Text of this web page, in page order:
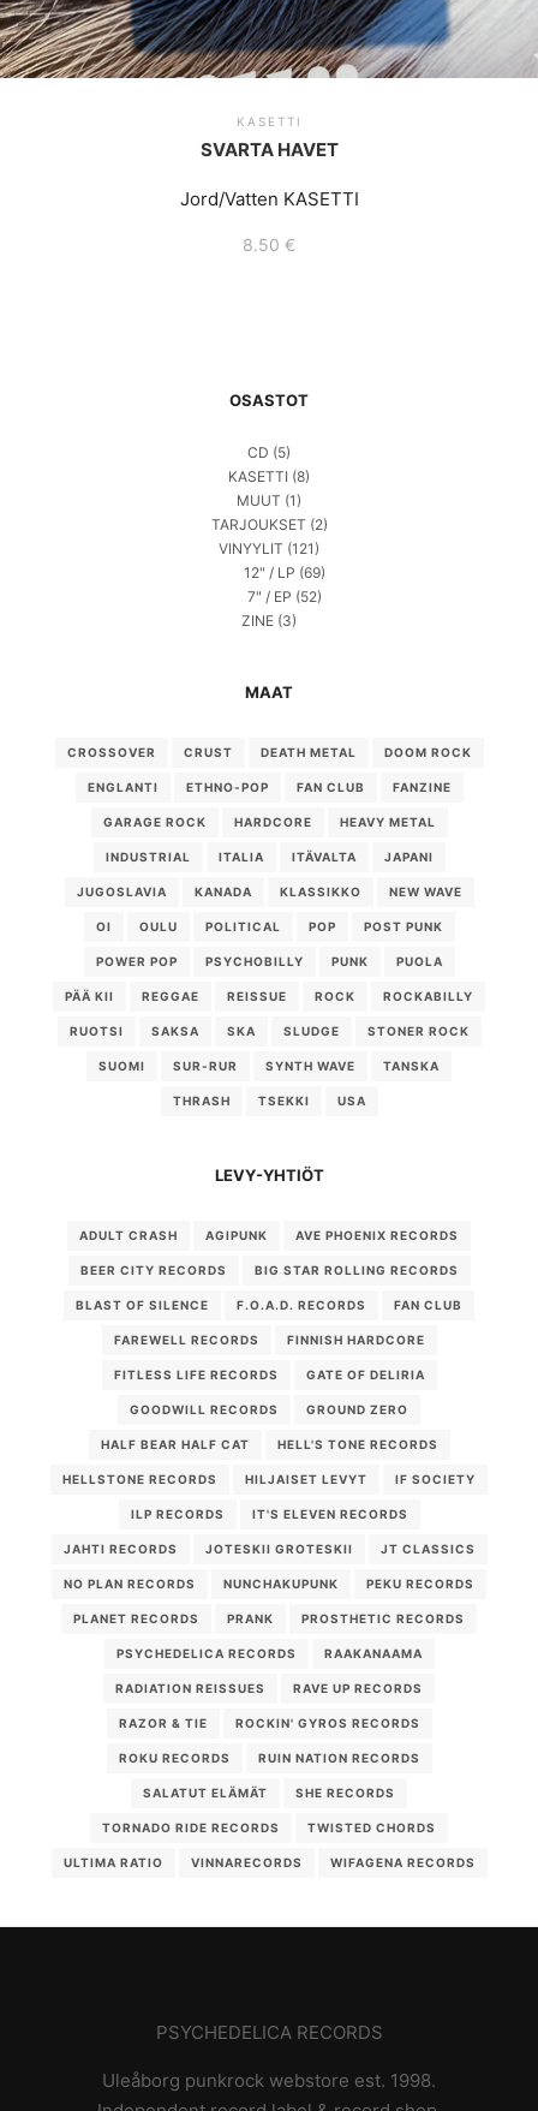
KASETTI
SVARTA HAVET
Jord/Vatten KASETTI
8.50 €
OSASTOT
CD (5)
KASETTI (8)
MUUT (1)
TARJOUKSET (2)
VINYYLIT (121)
12" / LP (69)
7" / EP (52)
ZINE (3)
MAAT
CROSSOVER CRUST DEATH METAL DOOM ROCK
ENGLANTI ETHNO-POP FAN CLUB FANZINE
GARAGE ROCK HARDCORE HEAVY METAL
INDUSTRIAL ITALIA ITÄVALTA JAPANI
JUGOSLAVIA KANADA KLASSIKKO NEW WAVE
OI OULU POLITICAL POP POST PUNK
POWER POP PSYCHOBILLY PUNK PUOLA
PÄÄ KII REGGAE REISSUE ROCK ROCKABILLY
RUOTSI SAKSA SKA SLUDGE STONER ROCK
SUOMI SUR-RUR SYNTH WAVE TANSKA
THRASH TSEKKI USA
LEVY-YHTIÖT
ADULT CRASH AGIPUNK AVE PHOENIX RECORDS
BEER CITY RECORDS BIG STAR ROLLING RECORDS
BLAST OF SILENCE F.O.A.D. RECORDS FAN CLUB
FAREWELL RECORDS FINNISH HARDCORE
FITLESS LIFE RECORDS GATE OF DELIRIA
GOODWILL RECORDS GROUND ZERO
HALF BEAR HALF CAT HELL'S TONE RECORDS
HELLSTONE RECORDS HILJAISET LEVYT IF SOCIETY
ILP RECORDS IT'S ELEVEN RECORDS
JAHTI RECORDS JOTESKII GROTESKII JT CLASSICS
NO PLAN RECORDS NUNCHAKUPUNK PEKU RECORDS
PLANET RECORDS PRANK PROSTHETIC RECORDS
PSYCHEDELICA RECORDS RAAKANAAMA
RADIATION REISSUES RAVE UP RECORDS
RAZOR & TIE ROCKIN' GYROS RECORDS
ROKU RECORDS RUIN NATION RECORDS
SALATUT ELÄMÄT SHE RECORDS
TORNADO RIDE RECORDS TWISTED CHORDS
ULTIMA RATIO VINNARECORDS WIFAGENA RECORDS
PSYCHEDELICA RECORDS
Uleåborg punkrock webstore est. 1998.